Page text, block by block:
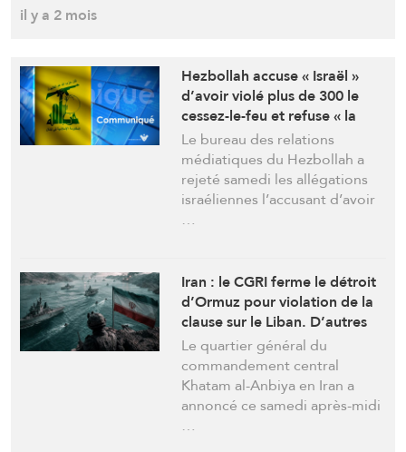
il y a 2 mois
Hezbollah accuse « Israël »
d’avoir violé plus de 300 le
cessez-le-feu et refuse « la
liberté de mouvement » de
son armée
Le bureau des relations
médiatiques du Hezbollah a
rejeté samedi les allégations
israéliennes l’accusant d’avoir
…
Iran : le CGRI ferme le détroit
d’Ormuz pour violation de la
clause sur le Liban. D’autres
mesures pourraient s’en suivre
Le quartier général du
commandement central
Khatam al-Anbiya en Iran a
annoncé ce samedi après-midi
…